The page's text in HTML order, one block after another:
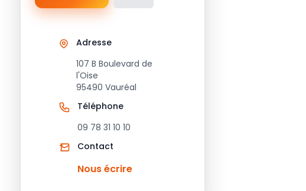
Adresse
107 B Boulevard de
l'Oise
95490 Vauréal
Téléphone
09 78 31 10 10
Contact
Nous écrire